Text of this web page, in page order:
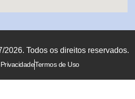
Todos os direitos reservados.
Termos de Uso